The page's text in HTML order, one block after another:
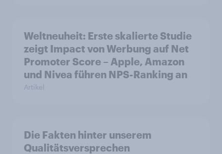
Weltneuheit: Erste skalierte Studie
zeigt Impact von Werbung auf Net
Promoter Score – Apple, Amazon
und Nivea führen NPS-Ranking an
Artikel
Die Fakten hinter unserem
Qualitätsversprechen